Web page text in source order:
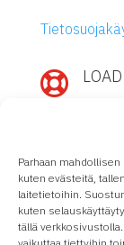
Parhaan
kuten evästeitä,
laitetietoihin.
kuten
tällä

08-